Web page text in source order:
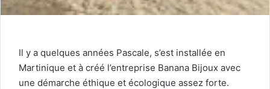
Il y a quelques années Pascale, s’est installée en
Martinique et à créé l’entreprise Banana Bijoux avec
une démarche éthique et écologique assez forte.